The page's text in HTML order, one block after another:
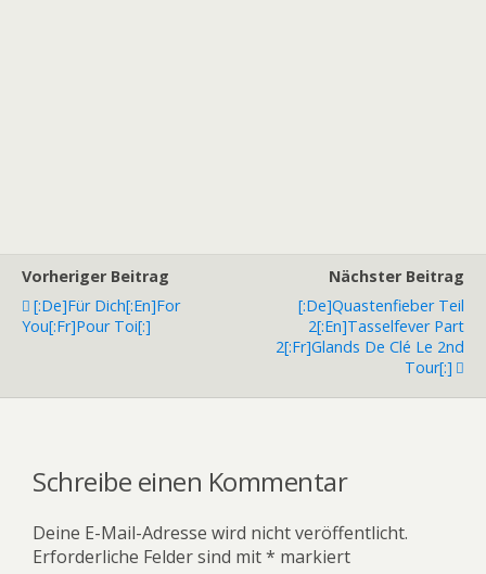
Vorheriger Beitrag
[:de]Für Dich[:en]For
You[:fr]Pour Toi[:]
Nächster Beitrag
[:de]Quastenfieber Teil
2[:en]Tasselfever Part
2[:fr]Glands De Clé Le 2nd
Tour[:]
Schreibe einen Kommentar
Deine E-Mail-Adresse wird nicht veröffentlicht.
Erforderliche Felder sind mit* markiert